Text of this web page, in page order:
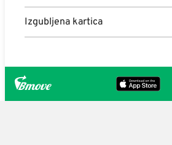
Izgubljena kartica